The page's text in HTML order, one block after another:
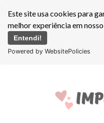
Este site usa cookies para
melhor experiência em
Entendi!
Powered by WebsitePolicies